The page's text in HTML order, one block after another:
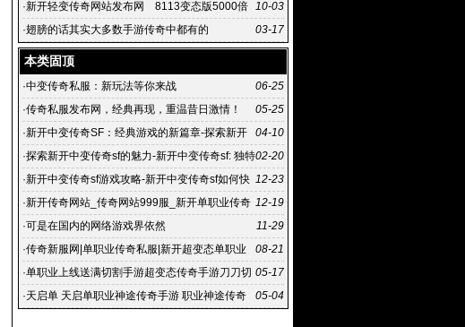
己的能力
10-03
·新开轻变传奇网站发布网 8113变态版5000倍
爆率传奇 传奇发布网
03-17
·翅膀的话其实大多数手游传奇中都有的
本类固顶
06-25
·中变传奇私服：新玩法等你来战
05-25
·传奇私服发布网，经典再现，重温昔日激情！
04-10
·新开中变传奇SF：经典游戏的新篇章-探索新开
中变传奇SF的独特魅力与游戏体验
02-20
·探索新开中变传奇sf的魅力-新开中变传奇sf: 独特
的游戏体验
12-23
·新开中变传奇sf游戏攻略-新开中变传奇sf如何快
速升级
12-19
·新开传奇网站_传奇网站999服_新开单职业传奇
发布网站_5946刚
11-29
·可是在国内的网络游戏界依然
08-21
·传奇新服网|单职业传奇私服|新开超变态单职业
05-17
·单职业上线送满切割手游超变态传奇手游刀刀切
割_超级变态攻击速度快手游传奇
05-04
·天启单 天启单职业神途传奇手游 职业神途传奇